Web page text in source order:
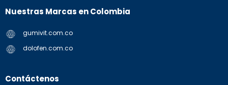
Nuestras Marcas en Colombia
gumivit.com.co
dolofen.com.co
Contáctenos